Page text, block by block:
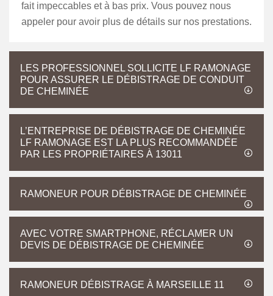
fait impeccables et à bas prix. Vous pouvez nous
appeler pour avoir plus de détails sur nos prestations.
LES PROFESSIONNEL SOLLICITE LF RAMONAGE
POUR ASSURER LE DÉBISTRAGE DE CONDUIT
DE CHEMINÉE
L’ENTREPRISE DE DÉBISTRAGE DE CHEMINÉE
LF RAMONAGE EST LA PLUS RECOMMANDÉE
PAR LES PROPRIÉTAIRES À 13011
RAMONEUR POUR DÉBISTRAGE DE CHEMINÉE
AVEC VOTRE SMARTPHONE, RÉCLAMER UN
DEVIS DE DÉBISTRAGE DE CHEMINÉE
RAMONEUR DÉBISTRAGE À MARSEILLE 11